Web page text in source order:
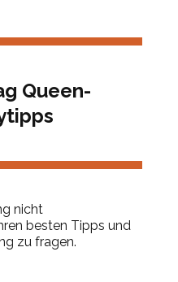
Queen-
nicht
besten Tipps und
zu fragen.